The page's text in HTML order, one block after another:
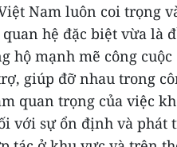
Nam luôn coi trọng
hệ đặc biệt vừa là
hộ mạnh mẽ công
giúp đỡ nhau trong
quan trọng của việc
với sự ổn định và